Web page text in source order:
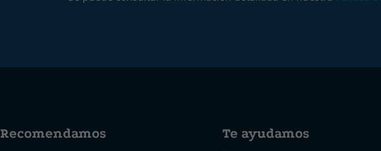
Recomendamos Te ayudamos